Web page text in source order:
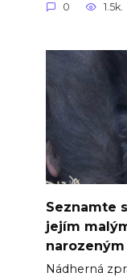
0 1.5k.
Seznamte
jejím
Nádherná